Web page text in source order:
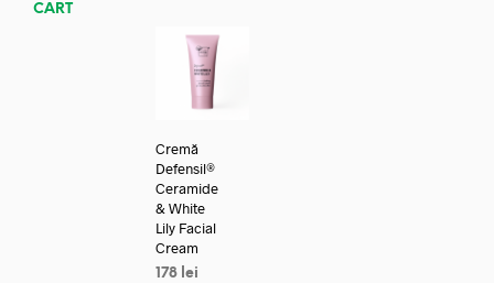
CART
Cremă
Defensil®
Ceramide
& White
Lily Facial
Cream
178 lei